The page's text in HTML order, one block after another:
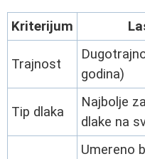
Kriterijum
Trajnost
godina)
Tip dlaka
Najbolje
dlake na
Umereno